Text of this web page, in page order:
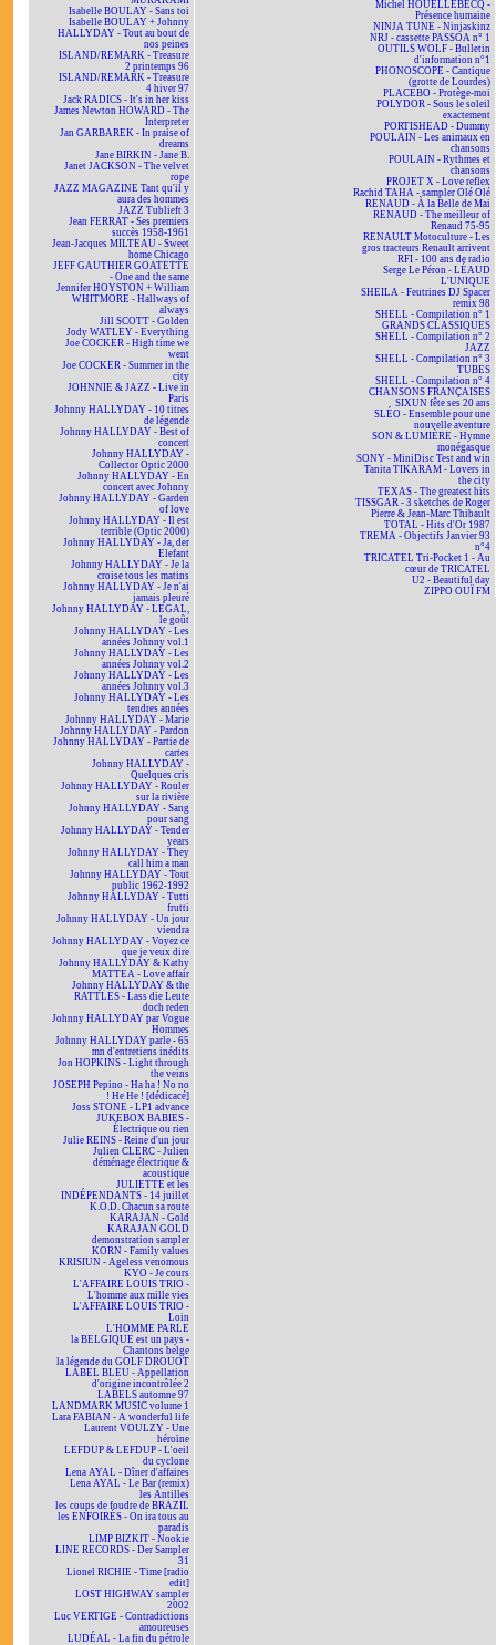
Isabelle BOULAY - Sans toi
Isabelle BOULAY + Johnny
HALLYDAY - Tout au bout de
nos peines
ISLAND/REMARK - Treasure
2 printemps 96
ISLAND/REMARK - Treasure
4 hiver 97
Jack RADICS - It's in her kiss
James Newton HOWARD - The
Interpreter
Jan GARBAREK - In praise of
dreams
Jane BIRKIN - Jane B.
Janet JACKSON - The velvet
rope
JAZZ MAGAZINE Tant qu'il y
aura des hommes
JAZZ Tublieft 3
Jean FERRAT - Ses premiers
succès 1958-1961
Jean-Jacques MILTEAU - Sweet
home Chicago
JEFF GAUTHIER GOATETTE
- One and the same
Jennifer HOYSTON + William
WHITMORE - Hallways of
always
Jill SCOTT - Golden
Jody WATLEY - Everything
Joe COCKER - High time we
went
Joe COCKER - Summer in the
city
JOHNNIE & JAZZ - Live in
Paris
Johnny HALLYDAY - 10 titres
de légende
Johnny HALLYDAY - Best of
concert
Johnny HALLYDAY -
Collector Optic 2000
Johnny HALLYDAY - En
concert avec Johnny
Johnny HALLYDAY - Garden
of love
Johnny HALLYDAY - Il est
terrible (Optic 2000)
Johnny HALLYDAY - Ja, der
Elefant
Johnny HALLYDAY - Je la
croise tous les matins
Johnny HALLYDAY - Je n'ai
jamais pleuré
Johnny HALLYDAY - LEGAL,
le goût
Johnny HALLYDAY - Les
années Johnny vol.1
Johnny HALLYDAY - Les
années Johnny vol.2
Johnny HALLYDAY - Les
années Johnny vol.3
Johnny HALLYDAY - Les
tendres années
Johnny HALLYDAY - Marie
Johnny HALLYDAY - Pardon
Johnny HALLYDAY - Partie de
cartes
Johnny HALLYDAY -
Quelques cris
Johnny HALLYDAY - Rouler
sur la rivière
Johnny HALLYDAY - Sang
pour sang
Johnny HALLYDAY - Tender
years
Johnny HALLYDAY - They
call him a man
Johnny HALLYDAY - Tout
public 1962-1992
Johnny HALLYDAY - Tutti
frutti
Johnny HALLYDAY - Un jour
viendra
Johnny HALLYDAY - Voyez ce
que je veux dire
Johnny HALLYDAY & Kathy
MATTEA - Love affair
Johnny HALLYDAY & the
RATTLES - Lass die Leute
doch reden
Johnny HALLYDAY par Vogue
Hommes
Johnny HALLYDAY parle - 65
mn d'entretiens inédits
Jon HOPKINS - Light through
the veins
JOSEPH Pepino - Ha ha ! No no
! He He ! [dédicacé]
Joss STONE - LP1 advance
JUKEBOX BABIES -
Électrique ou rien
Julie REINS - Reine d'un jour
Julien CLERC - Julien
déménage électrique &
acoustique
JULIETTE et les
INDÉPENDANTS - 14 juillet
K.O.D. Chacun sa route
KARAJAN - Gold
KARAJAN GOLD
demonstration sampler
KORN - Family values
KRISIUN - Ageless venomous
KYO - Je cours
L'AFFAIRE LOUIS TRIO -
L'homme aux mille vies
L'AFFAIRE LOUIS TRIO -
Loin
L'HOMME PARLE
la BELGIQUE est un pays -
Chantons belge
la légende du GOLF DROUOT
LABEL BLEU - Appellation
d'origine incontrôlée 2
LABELS automne 97
LANDMARK MUSIC volume 1
Lara FABIAN - A wonderful life
Laurent VOULZY - Une
héroïne
LEFDUP & LEFDUP - L'oeil
du cyclone
Lena AYAL - Dîner d'affaires
Lena AYAL - Le Bar (remix)
les Antilles
les coups de foudre de BRAZIL
les ENFOIRÉS - On ira tous au
paradis
LIMP BIZKIT - Nookie
LINE RECORDS - Der Sampler
31
Lionel RICHIE - Time [radio
edit]
LOST HIGHWAY sampler
2002
Luc VERTIGE - Contradictions
amoureuses
LUDÉAL - La fin du pétrole
Michel HOUELLEBECQ -
Présence humaine
NINJA TUNE - Ninjaskinz
NRJ - cassette PASSOA n° 1
OUTILS WOLF - Bulletin
d'information n°1
PHONOSCOPE - Cantique
(grotte de Lourdes)
PLACEBO - Protège-moi
POLYDOR - Sous le soleil
exactement
PORTISHEAD - Dummy
POULAIN - Les animaux en
chansons
POULAIN - Rythmes et
chansons
PROJET X - Love reflex
Rachid TAHA - sampler Olé Olé
RENAUD - À la Belle de Mai
RENAUD - The meilleur of
Renaud 75-95
RENAULT Motoculture - Les
gros tracteurs Renault arrivent
RFI - 100 ans de radio
Serge Le Péron - LÉAUD
L'UNIQUE
SHEILA - Feutrines DJ Spacer
remix 98
SHELL - Compilation n° 1
GRANDS CLASSIQUES
SHELL - Compilation n° 2
JAZZ
SHELL - Compilation n° 3
TUBES
SHELL - Compilation n° 4
CHANSONS FRANÇAISES
SIXUN fête ses 20 ans
SLÉO - Ensemble pour une
nouvelle aventure
SON & LUMIÈRE - Hymne
monégasque
SONY - MiniDisc Test and win
Tanita TIKARAM - Lovers in
the city
TEXAS - The greatest hits
TISSGAR - 3 sketches de Roger
Pierre & Jean-Marc Thibault
TOTAL - Hits d'Or 1987
TREMA - Objectifs Janvier 93
n°4
TRICATEL Tri-Pocket 1 - Au
cœur de TRICATEL
U2 - Beautiful day
ZIPPO OUÏ FM